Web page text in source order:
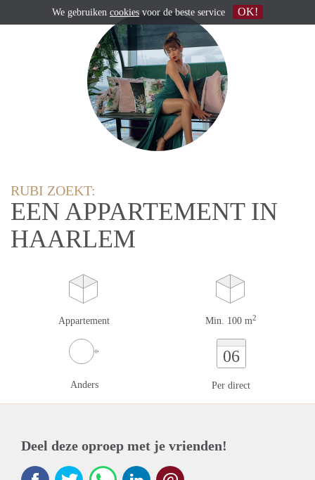
RUBI ZOEKT:
EEN APPARTEMENT IN
HAARLEM
Appartement Min. 100 m2
Anders
06
Per direct
Deel deze oproep met je vrienden!
We gebruiken cookies voor de beste service OK!